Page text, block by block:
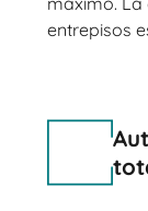
entrepisos